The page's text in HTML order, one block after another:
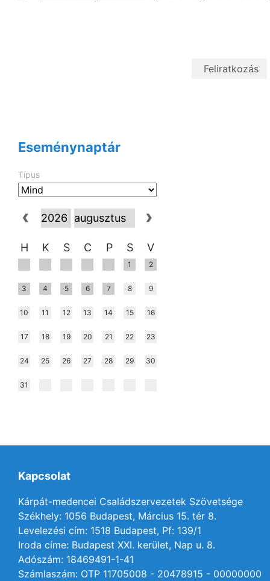
Eseménynaptár
Típus
H K S C P S V
1 2
3 4 5 6 7 8 9
10 11 12 13 14 15 16
17 18 19 20 21 22 23
24 25 26 27 28 29 30
31
Kapcsolat
Kárpát-medencei Családszervezetek Szövetsége
Székhely: 1056 Budapest, Március 15. tér 8.
Levelezési cím: 1518 Budapest, Pf: 139/1
Iroda címe: Budapest XXI. kerület, Nap u. 8.
Adószám: 18469491-1-41
Számlaszám: OTP 11705008 - 20478915 - 00000000